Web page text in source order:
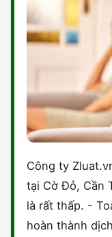
Công ty
tại Cờ Đỏ, Cần
là rất thấp. -
hoàn thành